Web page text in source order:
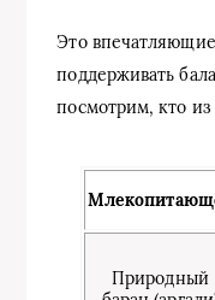
Это
поддерживать
посмотрим, кто
Природный